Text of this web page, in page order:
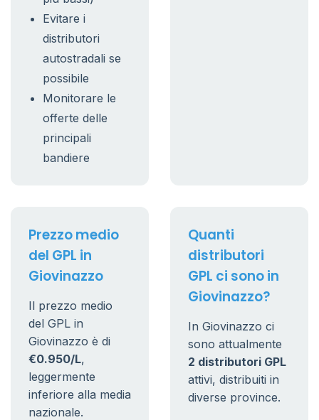
Evitare i
distributori
autostradali se
possibile
Monitorare le
offerte delle
principali
bandiere
Prezzo medio
del GPL in
Giovinazzo
Il prezzo medio
del GPL in
Giovinazzo è di
€0.950/L,
leggermente
inferiore alla media
nazionale.
Quanti
distributori
GPL ci sono in
Giovinazzo?
In Giovinazzo ci
sono attualmente
2 distributori GPL
attivi, distribuiti in
diverse province.